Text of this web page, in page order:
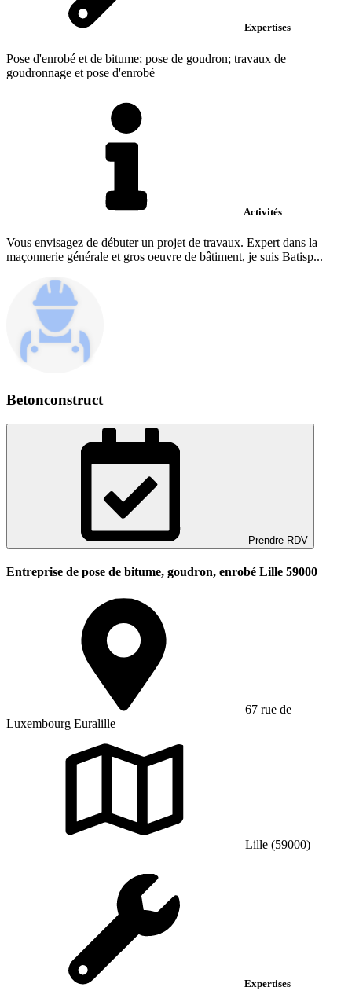
Expertises
Pose d'enrobé et de bitume; pose de goudron; travaux de
goudronnage et pose d'enrobé
Activités
Vous envisagez de débuter un projet de travaux. Expert dans la
maçonnerie générale et gros oeuvre de bâtiment, je suis Batisp...
Betonconstruct
Prendre RDV
Entreprise de pose de bitume, goudron, enrobé Lille 59000
67 rue de
Luxembourg Euralille
Lille (59000)
Expertises